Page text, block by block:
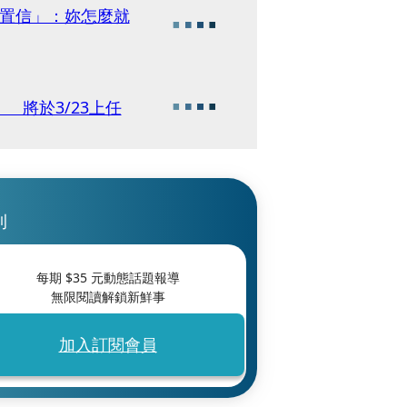
信」：妳怎麼就
將於3/23上任
每期 $35元動態話題報導
無限閱讀解鎖新鮮事
加入訂閱會員